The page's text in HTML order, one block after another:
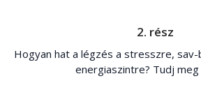
2. rész
Hogyan hat a légzés a stresszre,
energiaszintre? Tudj